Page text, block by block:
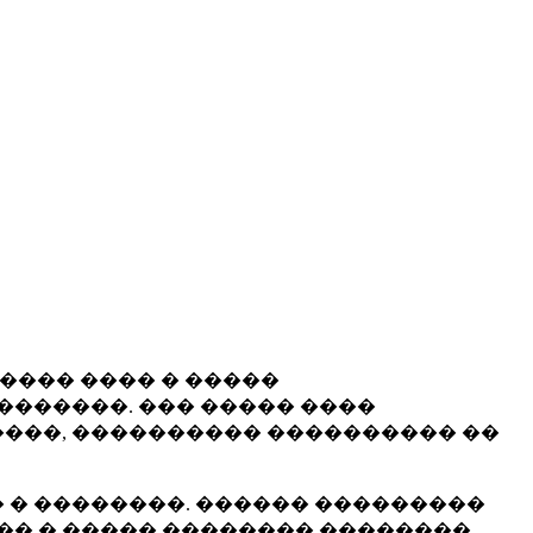
���� � �����
��� ����� ����
���������� ���������� ��
��������. ������ ���������